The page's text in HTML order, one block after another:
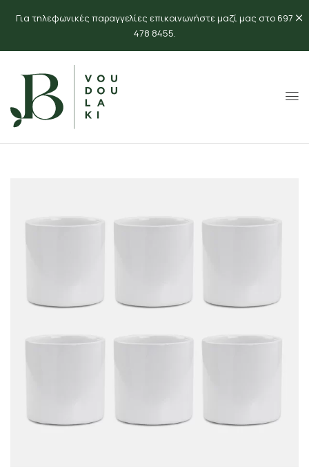
Για τηλεφωνικές παραγγελίες επικοινωνήστε μαζί μας στο 697
478 8455.